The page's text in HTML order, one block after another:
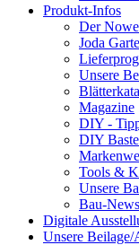
Produkt-Infos
Der
Joda
Unsere
Magazine
DIY -
DIY
Tools &
Unsere
Bau-News
Digitale
Unsere Beilage/